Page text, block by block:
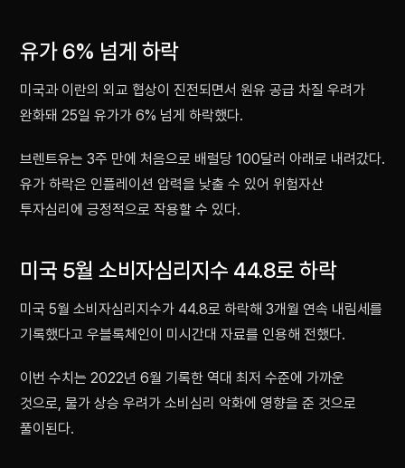
유가 6% 넘게 하락
미국과 이란의 외교 협상이 진전되면서 원유 공급 차질 우려가
완화돼 25일 유가가 6% 넘게 하락했다.
브렌트유는 3주 만에 처음으로 배럴당 100달러 아래로 내려갔다.
유가 하락은 인플레이션 압력을 낮출 수 있어 위험자산
투자심리에 긍정적으로 작용할 수 있다.
미국 5월 소비자심리지수 44.8로 하락
미국 5월 소비자심리지수가 44.8로 하락해 3개월 연속 내림세를
기록했다고 우블록체인이 미시간대 자료를 인용해 전했다.
이번 수치는 2022년 6월 기록한 역대 최저 수준에 가까운
것으로, 물가 상승 우려가 소비심리 악화에 영향을 준 것으로
풀이된다.